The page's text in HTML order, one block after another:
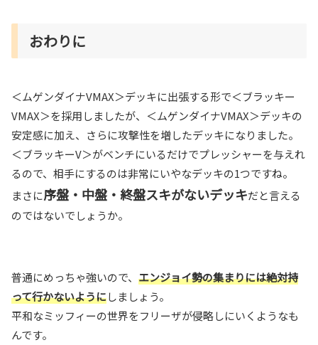
おわりに
＜ムゲンダイナVMAX＞デッキに出張する形で＜ブラッキー
VMAX＞を採用しましたが、＜ムゲンダイナVMAX＞デッキの
安定感に加え、さらに攻撃性を増したデッキになりました。
＜ブラッキーV＞がベンチにいるだけでプレッシャーを与えれ
るので、相手にするのは非常にいやなデッキの1つですね。
まさに序盤・中盤・終盤スキがないデッキだと言える
のではないでしょうか。
普通にめっちゃ強いので、 エンジョイ勢の集まりには絶対持
って行かないようにしましょう。
平和なミッフィーの世界をフリーザが侵略しにいくようなも
んです。